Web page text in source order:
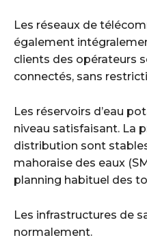
Les réseaux de
également
clients des opérateurs
connectés, sans
Les réservoirs d’eau
niveau satisfaisant. La
distribution sont
mahoraise des eaux
planning habituel des
Les infrastructures de
normalement.